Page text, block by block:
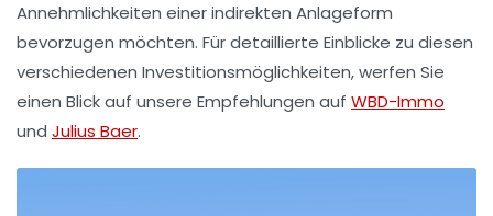
Annehmlichkeiten einer indirekten Anlageform
bevorzugen möchten. Für detaillierte Einblicke zu diesen
verschiedenen Investitionsmöglichkeiten, werfen Sie
einen Blick auf unsere Empfehlungen auf WBD-Immo
und Julius Baer.